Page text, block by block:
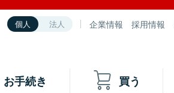
個人 法人 企業情報 採用情報
手続き 買う